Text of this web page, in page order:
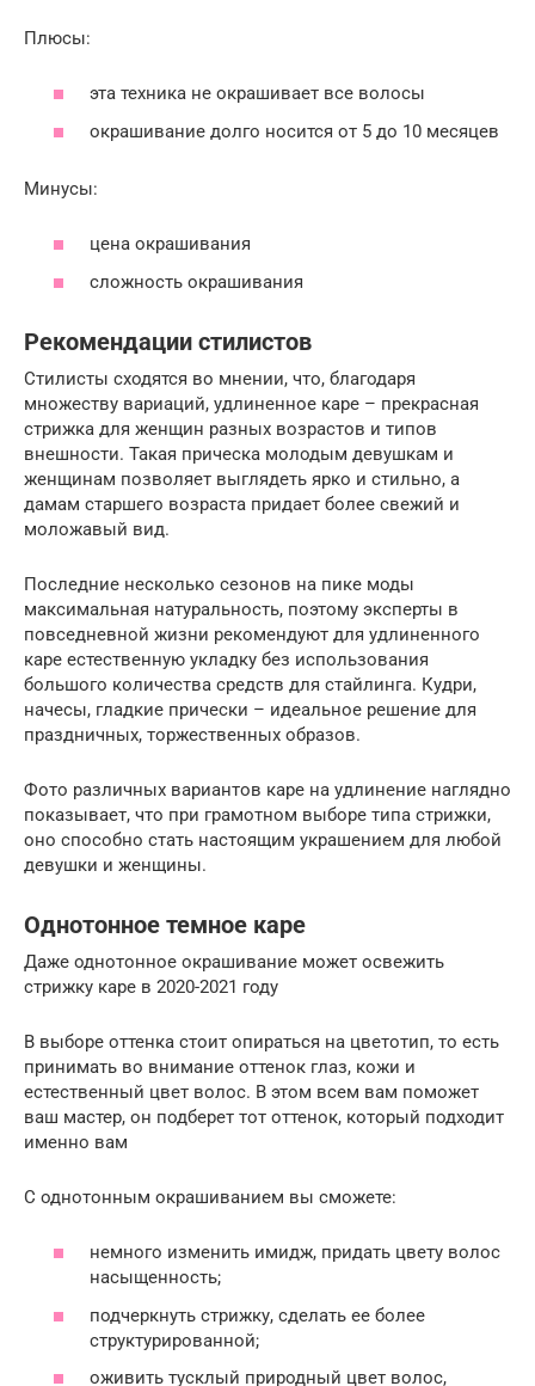
Плюсы:
эта техника не окрашивает все волосы
окрашивание долго носится от 5 до 10 месяцев
Минусы:
цена окрашивания
сложность окрашивания
Рекомендации стилистов
Стилисты сходятся во мнении, что, благодаря
множеству вариаций, удлиненное каре – прекрасная
стрижка для женщин разных возрастов и типов
внешности. Такая прическа молодым девушкам и
женщинам позволяет выглядеть ярко и стильно, а
дамам старшего возраста придает более свежий и
моложавый вид.
Последние несколько сезонов на пике моды
максимальная натуральность, поэтому эксперты в
повседневной жизни рекомендуют для удлиненного
каре естественную укладку без использования
большого количества средств для стайлинга. Кудри,
начесы, гладкие прически – идеальное решение для
праздничных, торжественных образов.
Фото различных вариантов каре на удлинение наглядно
показывает, что при грамотном выборе типа стрижки,
оно способно стать настоящим украшением для любой
девушки и женщины.
Однотонное темное каре
Даже однотонное окрашивание может освежить
стрижку каре в 2020-2021 году
В выборе оттенка стоит опираться на цветотип, то есть
принимать во внимание оттенок глаз, кожи и
естественный цвет волос. В этом всем вам поможет
ваш мастер, он подберет тот оттенок, который подходит
именно вам
С однотонным окрашиванием вы сможете:
немного изменить имидж, придать цвету волос
насыщенность;
подчеркнуть стрижку, сделать ее более
структурированной;
оживить тусклый природный цвет волос,